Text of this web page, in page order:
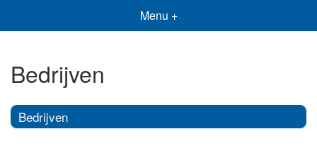
Menu +
Bedrijven
Bedrijven